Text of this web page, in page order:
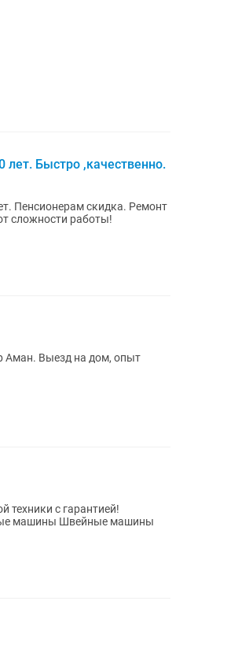
Быстро ,качественно.
Пенсионерам скидка. Ремонт
сложности работы!
Аман. Выезд на дом, опыт
с гарантией!
машины Швейные машины